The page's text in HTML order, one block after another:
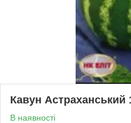
Кавун Астраханський
В наявності